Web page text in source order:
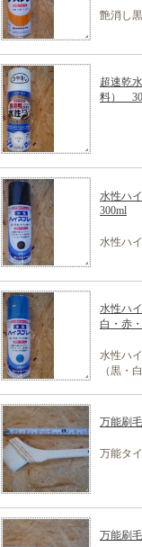
艶消し
超速乾
料）
水性ハ
300ml
水性ハ
水性ハ
白・赤・
水性ハ
（黒・
万能刷
万能タ
万能刷